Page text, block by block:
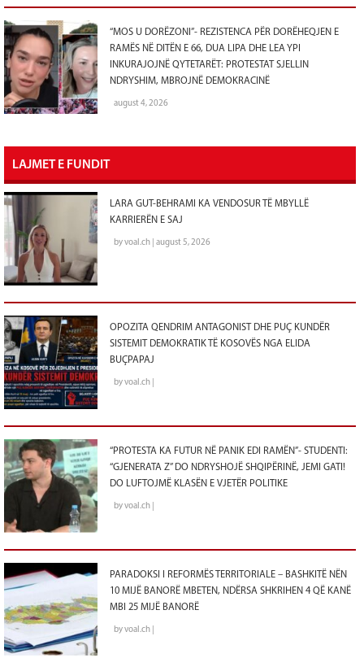
“MOS U DORËZONI”- REZISTENCA PËR DORËHEQJEN E
RAMËS NË DITËN E 66, DUA LIPA DHE LEA YPI
INKURAJOJNË QYTETARËT: PROTESTAT SJELLIN
NDRYSHIM, MBROJNË DEMOKRACINË
august 4, 2026
LAJMET E FUNDIT
LARA GUT-BEHRAMI KA VENDOSUR TË MBYLLË
KARRIERËN E SAJ
by voal.ch | august 5, 2026
OPOZITA QENDRIM ANTAGONIST DHE PUÇ KUNDËR
SISTEMIT DEMOKRATIK TË KOSOVËS NGA ELIDA
BUÇPAPAJ
by voal.ch |
“PROTESTA KA FUTUR NË PANIK EDI RAMËN”- STUDENTI:
“GJENERATA Z” DO NDRYSHOJË SHQIPËRINË, JEMI GATI!
DO LUFTOJMË KLASËN E VJETËR POLITIKE
by voal.ch |
PARADOKSI I REFORMËS TERRITORIALE – BASHKITË NËN
10 MIJË BANORË MBETEN, NDËRSA SHKRIHEN 4 QË KANË
MBI 25 MIJË BANORË
by voal.ch |